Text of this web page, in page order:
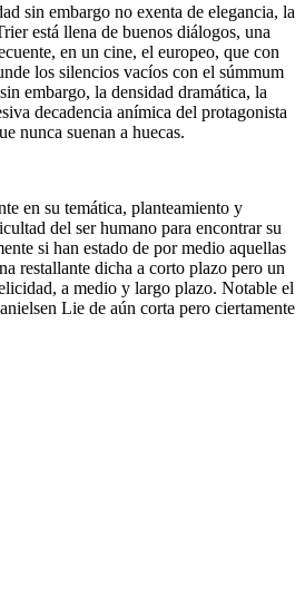
sin embargo no exenta de elegancia, la
está llena de buenos diálogos, una
en un cine, el europeo, que con
los silencios vacíos con el súmmum
embargo, la densidad dramática, la
decadencia anímica del protagonista
nunca suenan a huecas.
en su temática, planteamiento y
del ser humano para encontrar su
si han estado de por medio aquellas
restallante dicha a corto plazo pero un
a medio y largo plazo. Notable el
Lie de aún corta pero ciertamente